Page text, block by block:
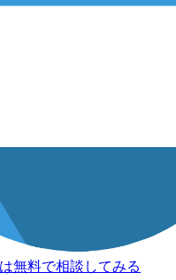
無料で相談してみる